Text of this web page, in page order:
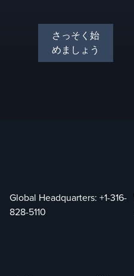
さっそく始
めましょう
Global Headquarters: +1-316-
828-5110